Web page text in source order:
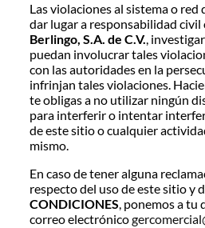
Las violaciones al sistema o red
dar lugar a responsabilidad civil
Berlingo, S.A. de C.V.,
puedan involucrar tales
con las autoridades en la
infrinjan tales violaciones.
te obligas a no utilizar ningún
para interferir o intentar
de este sitio o cualquier
mismo.
En caso de tener alguna
respecto del uso de este sitio y
CONDICIONES, ponemos a tu
correo electrónico